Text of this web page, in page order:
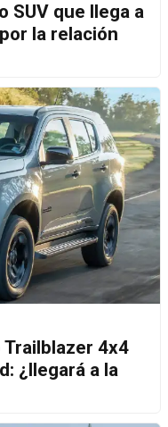
SUV que llega a
la relación
4x4
¿llegará a la